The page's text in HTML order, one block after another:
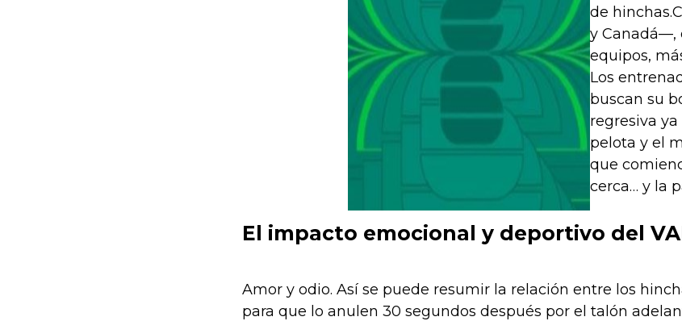
de
y Canadá—,
equipos,
Los
buscan su
regresiva
pelota y el
que
cerca… y la
El impacto emocional y deportivo del
Amor y odio. Así se puede resumir la relación entre los
para que lo anulen 30 segundos después por el talón